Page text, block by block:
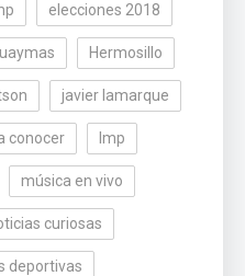
elecciones 2018
Hermosillo
javier lamarque
conocer lmp
música en vivo
curiosas
deportivas